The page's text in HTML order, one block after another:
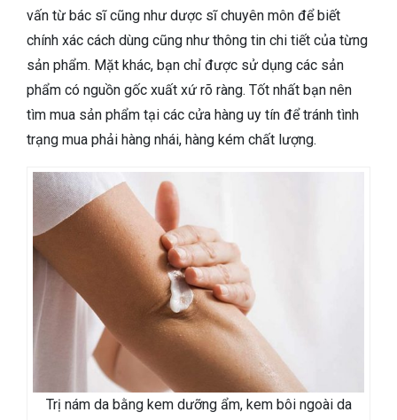
vấn từ bác sĩ cũng như dược sĩ chuyên môn để biết
chính xác cách dùng cũng như thông tin chi tiết của từng
sản phẩm. Mặt khác, bạn chỉ được sử dụng các sản
phẩm có nguồn gốc xuất xứ rõ ràng. Tốt nhất bạn nên
tìm mua sản phẩm tại các cửa hàng uy tín để tránh tình
trạng mua phải hàng nhái, hàng kém chất lượng.
Trị nám da bằng kem dưỡng ẩm, kem bôi ngoài da